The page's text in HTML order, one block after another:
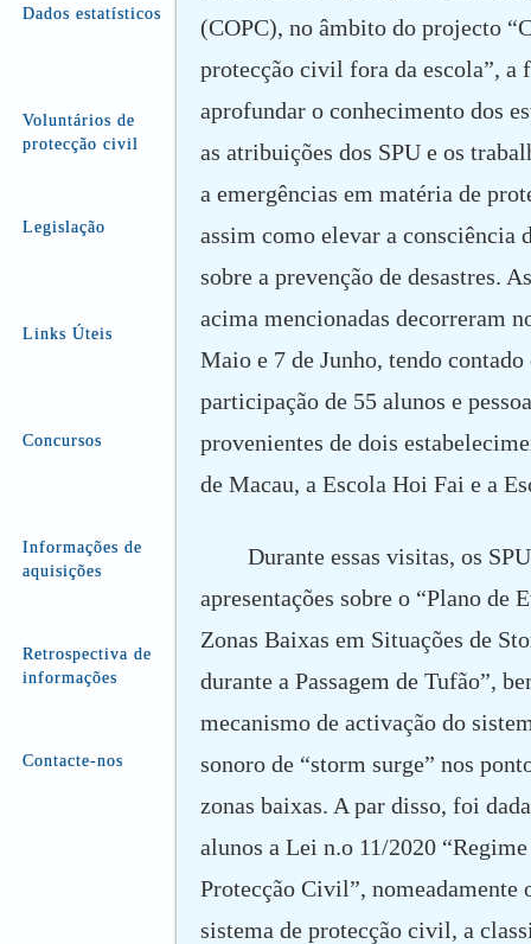
Dados estatísticos
Voluntários de
protecção civil
Legislação
Links Úteis
Concursos
Informações de
aquisições
Retrospectiva de
informações
Contacte-nos
(COPC), no âmbito do projecto
protecção civil fora da escola”, a
aprofundar o conhecimento dos
as atribuições dos SPU e os
a emergências em matéria de
assim como elevar a consciência
sobre a prevenção de desastres.
acima mencionadas decorreram
Maio e 7 de Junho, tendo contado
participação de 55 alunos e
provenientes de dois
de Macau, a Escola Hoi Fai e a
Durante essas visitas, os
apresentações sobre o “Plano de
Zonas Baixas em Situações de
durante a Passagem de Tufão”,
mecanismo de activação do
sonoro de “storm surge” nos
zonas baixas. A par disso, foi
alunos a Lei n.o 11/2020
Protecção Civil”, nomeadamente
sistema de protecção civil, a